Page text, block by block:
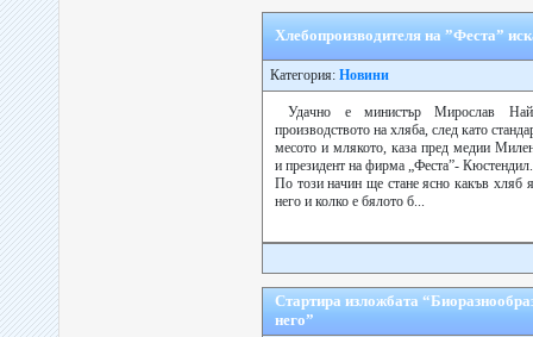
Хлебопроизводителя на ”Феста”
Категория: Новини
Удачно е министър Мирослав
производството на хляба, след като
месото и млякото, каза пред медии
и президент на фирма „Феста”- Кюстендил.
По този начин ще стане ясно какъв хляб
него и колко е бялото б...
Стартира изложбата
него”